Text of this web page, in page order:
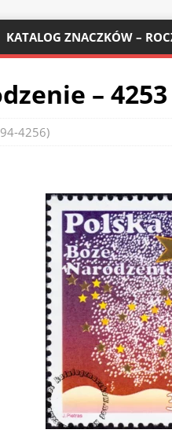
KATALOG ZNACZKÓW –
– 4253
4256)